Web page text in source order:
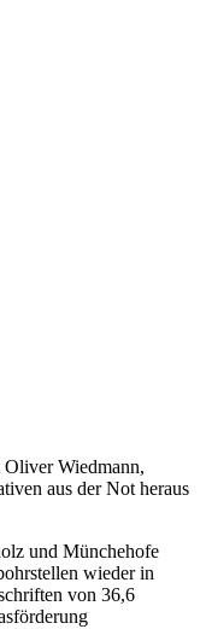
Wiedmann,
aus der Not heraus
und Münchehofe
wieder in
von 36,6